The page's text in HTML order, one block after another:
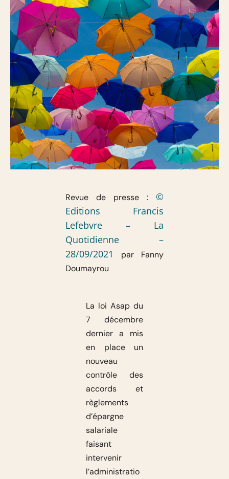
Revue de presse :©
Editions Francis
Lefebvre – La
Quotidienne –
28/09/2021
par Fanny
Doumayrou
La loi Asap du
7 décembre
dernier a mis
en place un
nouveau
contrôle des
accords et
règlements
d’épargne
salariale
faisant
intervenir
l’administratio